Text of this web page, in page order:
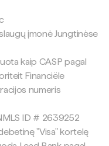
įmonė Jungtinėse
kaip CASP pagal
Financiële
numeris
ID # 2639252
"Visa" kortelę